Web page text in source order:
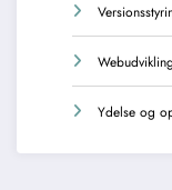
Webudvikling
Ydelse og